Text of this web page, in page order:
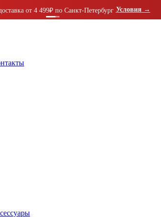
от 4 499₽ по Санкт-Петербург Условия →